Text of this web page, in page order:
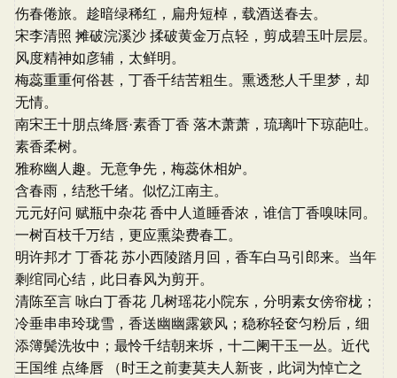
伤春倦旅。趁暗绿稀红，扁舟短棹，载酒送春去。
宋李清照 摊破浣溪沙 揉破黄金万点轻，剪成碧玉叶层层。
风度精神如彦辅，太鲜明。
梅蕊重重何俗甚，丁香千结苦粗生。熏透愁人千里梦，却
无情。
南宋王十朋点绛唇·素香丁香 落木萧萧，琉璃叶下琼葩吐。
素香柔树。
雅称幽人趣。无意争先，梅蕊休相妒。
含春雨，结愁千绪。似忆江南主。
元元好问 赋瓶中杂花 香中人道睡香浓，谁信丁香嗅味同。
一树百枝千万结，更应熏染费春工。
明许邦才 丁香花 苏小西陵踏月回，香车白马引郎来。当年
剩绾同心结，此日春风为剪开。
清陈至言 咏白丁香花 几树瑶花小院东，分明素女傍帘栊；
冷垂串串玲珑雪，香送幽幽露簌风；稳称轻奁匀粉后，细
添簿鬓洗妆中；最怜千结朝来坼，十二阑干玉一丛。近代
王国维 点绛唇 （时王之前妻莫夫人新丧，此词为悼亡之